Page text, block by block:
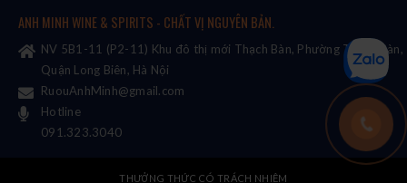
ANH MINH WINE & SPIRITS - CHẤT VỊ NGUYÊN BẢN.
NV 5B1-11 (P2-11) Khu đô thị mới Thạch Bàn, Phường Thạch Bàn,
Quận Long Biên, Hà Nội
RuouAnhMinh@gmail.com
Hotline
091.323.3040
THƯỞNG THỨC CÓ TRÁCH NHIỆM